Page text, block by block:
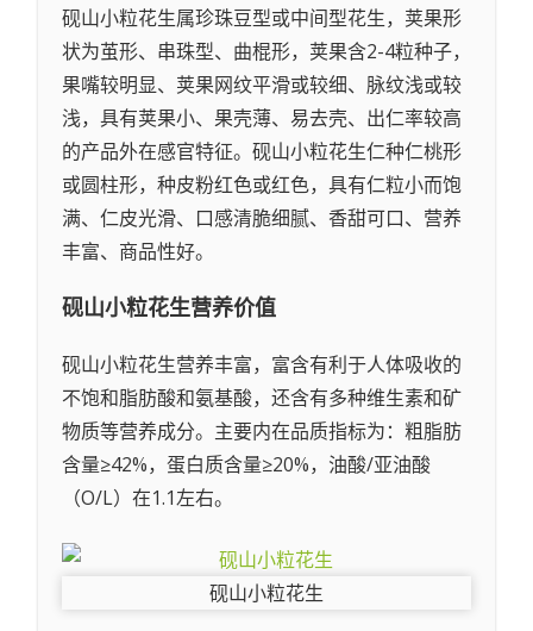
砚山小粒花生属珍珠豆型或中间型花生，荚果形
状为茧形、串珠型、曲棍形，荚果含2-4粒种子，
果嘴较明显、荚果网纹平滑或较细、脉纹浅或较
浅，具有荚果小、果壳薄、易去壳、出仁率较高
的产品外在感官特征。砚山小粒花生仁种仁桃形
或圆柱形，种皮粉红色或红色，具有仁粒小而饱
满、仁皮光滑、口感清脆细腻、香甜可口、营养
丰富、商品性好。
砚山小粒花生营养价值
砚山小粒花生营养丰富，富含有利于人体吸收的
不饱和脂肪酸和氨基酸，还含有多种维生素和矿
物质等营养成分。主要内在品质指标为：粗脂肪
含量≥42%，蛋白质含量≥20%，油酸/亚油酸
（O/L）在1.1左右。
砚山小粒花生